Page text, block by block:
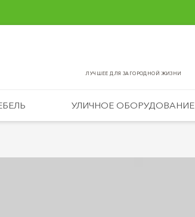
ЛУЧШЕЕ ДЛЯ ЗАГОРОДНОЙ ЖИЗНИ
УЛИЧНОЕ ОБОРУДОВАНИЕ